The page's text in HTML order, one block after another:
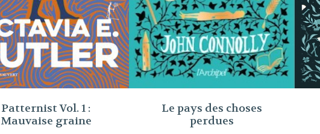
Patternist Vol. 1 :
Mauvaise graine
Le pays des choses
perdues